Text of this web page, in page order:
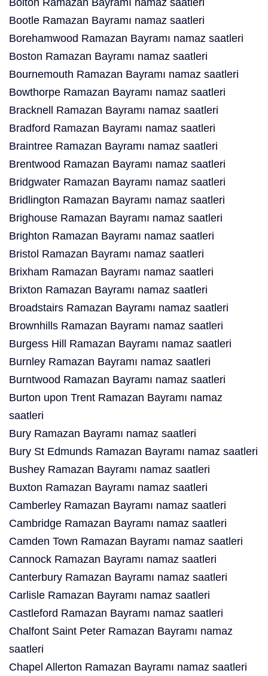
Bolton Ramazan Bayramı namaz saatleri
Bootle Ramazan Bayramı namaz saatleri
Borehamwood Ramazan Bayramı namaz saatleri
Boston Ramazan Bayramı namaz saatleri
Bournemouth Ramazan Bayramı namaz saatleri
Bowthorpe Ramazan Bayramı namaz saatleri
Bracknell Ramazan Bayramı namaz saatleri
Bradford Ramazan Bayramı namaz saatleri
Braintree Ramazan Bayramı namaz saatleri
Brentwood Ramazan Bayramı namaz saatleri
Bridgwater Ramazan Bayramı namaz saatleri
Bridlington Ramazan Bayramı namaz saatleri
Brighouse Ramazan Bayramı namaz saatleri
Brighton Ramazan Bayramı namaz saatleri
Bristol Ramazan Bayramı namaz saatleri
Brixham Ramazan Bayramı namaz saatleri
Brixton Ramazan Bayramı namaz saatleri
Broadstairs Ramazan Bayramı namaz saatleri
Brownhills Ramazan Bayramı namaz saatleri
Burgess Hill Ramazan Bayramı namaz saatleri
Burnley Ramazan Bayramı namaz saatleri
Burntwood Ramazan Bayramı namaz saatleri
Burton upon Trent Ramazan Bayramı namaz
saatleri
Bury Ramazan Bayramı namaz saatleri
Bury St Edmunds Ramazan Bayramı namaz saatleri
Bushey Ramazan Bayramı namaz saatleri
Buxton Ramazan Bayramı namaz saatleri
Camberley Ramazan Bayramı namaz saatleri
Cambridge Ramazan Bayramı namaz saatleri
Camden Town Ramazan Bayramı namaz saatleri
Cannock Ramazan Bayramı namaz saatleri
Canterbury Ramazan Bayramı namaz saatleri
Carlisle Ramazan Bayramı namaz saatleri
Castleford Ramazan Bayramı namaz saatleri
Chalfont Saint Peter Ramazan Bayramı namaz
saatleri
Chapel Allerton Ramazan Bayramı namaz saatleri